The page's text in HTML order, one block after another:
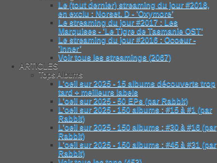
Le (tout dernier) streaming du jour #2018,
en exclu : Norset. D - ’Oxymore’
Le streaming du jour #2017 : Les
Marquises - ’Le Tigre de Tasmanie OST’
Le streaming du jour #2016 : Ocoeur -
’Inner’
Voir tous les streamings (2067)
ARTICLES
Tops Albums
L’oeil sur 2025 - 15 albums découverts trop
tard + meilleurs labels
L’oeil sur 2025 - 50 EPs (par Rabbit)
L’oeil sur 2025 - 150 albums : #15 à #1 (par
Rabbit)
L’oeil sur 2025 - 150 albums : #30 à #16 (par
Rabbit)
L’oeil sur 2025 - 150 albums : #45 à #31 (par
Rabbit)